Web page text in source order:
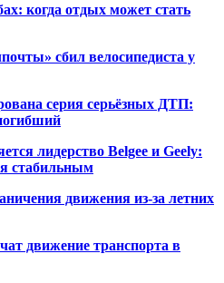
когда отдых может стать
сбил велосипедиста у
серия серьёзных ДТП:
лидерство Belgee и Geely:
стабильным
движения из-за летних
движение транспорта в